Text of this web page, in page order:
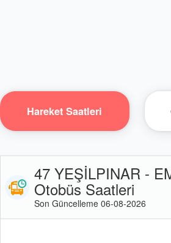
Hareket Saatleri
47 YEŞİLPINAR -
Otobüs Saatleri
Son Güncelleme 06-08-2026